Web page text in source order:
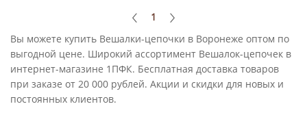
1
Вы можете купить Вешалки-цепочки в Воронеже оптом по
выгодной цене. Широкий ассортимент Вешалок-цепочек в
интернет-магазине 1ПФК. Бесплатная доставка товаров
при заказе от 20 000 рублей. Акции и скидки для новых и
постоянных клиентов.